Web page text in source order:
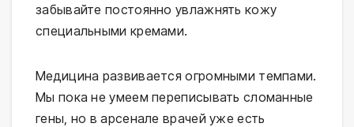
забывайте постоянно увлажнять кожу
специальными кремами.
Медицина развивается огромными темпами.
Мы пока не умеем переписывать сломанные
гены, но в арсенале врачей уже есть